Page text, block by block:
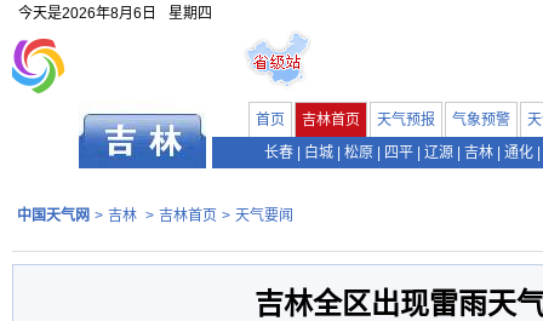
今天是2026年8月6日 星期四
首页 吉林首页 天气预报 气象预警
长春
白城 松原 四平 辽源 吉林 通化
中国天气网 > 吉林 > 吉林首页 > 天气要闻
吉林全区出现雷雨天